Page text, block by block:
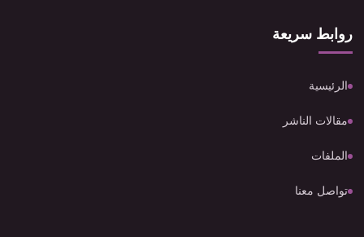
روابط سريعة
الرئيسية
مقالات الناشر
الملفات
تواصل معنا